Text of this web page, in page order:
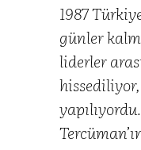
1987
günler
liderler